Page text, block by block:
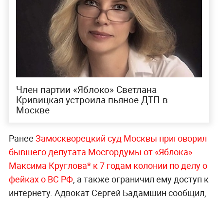
Член партии «Яблоко» Светлана
Кривицкая устроила пьяное ДТП в
Москве
Ранее Замоскворецкий суд Москвы приговорил
бывшего депутата Мосгордумы от «Яблока»
Максима Круглова* к 7 годам колонии по делу о
фейках о ВС РФ, а также ограничил ему доступ к
интернету. Адвокат Сергей Бадамшин сообщил,